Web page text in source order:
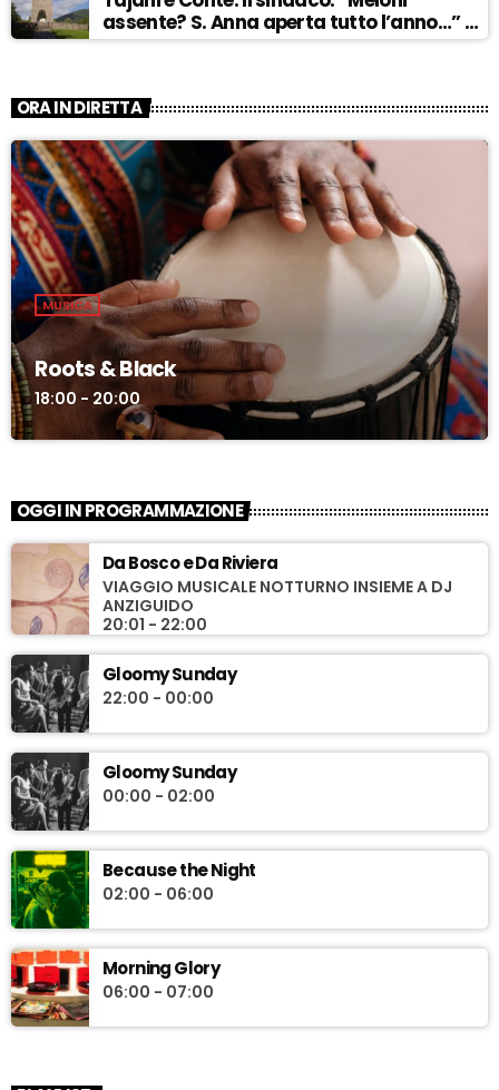
assente? S. Anna aperta tutto l’anno…” –
ASCOLTA
ORA IN DIRETTA
MUSICA
Roots & Black
18:00 - 20:00
OGGI IN PROGRAMMAZIONE
Da Bosco e Da Riviera
VIAGGIO MUSICALE NOTTURNO INSIEME A DJ
ANZIGUIDO
20:01 - 22:00
Gloomy Sunday
22:00 - 00:00
Gloomy Sunday
00:00 - 02:00
Because the Night
02:00 - 06:00
Morning Glory
06:00 - 07:00